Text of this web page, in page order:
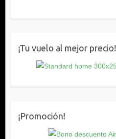
¡Tu vuelo al mejor precio!
¡Promoción!